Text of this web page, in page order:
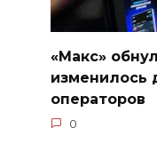
«Макс»
изменилось
операторов
0